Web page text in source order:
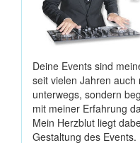
Deine Events sind
seit vielen Jahren auch
unterwegs, sondern
mit meiner Erfahrung
Mein Herzblut liegt
Gestaltung des